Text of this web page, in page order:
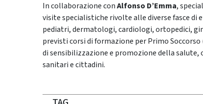
In collaborazione conAlfonso D’Emma,
visite specialistiche rivolte alle diverse fasce
pediatri, dermatologi, cardiologi, ortopedici,
previsti corsi di formazione per Primo
di sensibilizzazione e promozione della
sanitari e cittadini.